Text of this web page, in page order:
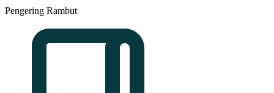
Pengering Rambut